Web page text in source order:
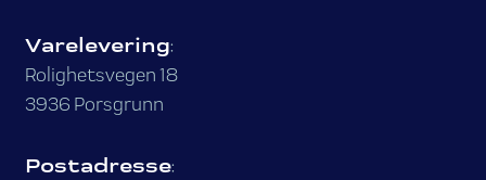
Varelevering:
Rolighetsvegen 18
3936 Porsgrunn
Postadresse: